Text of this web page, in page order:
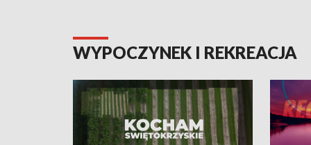
WYPOCZYNEK I REKREACJA